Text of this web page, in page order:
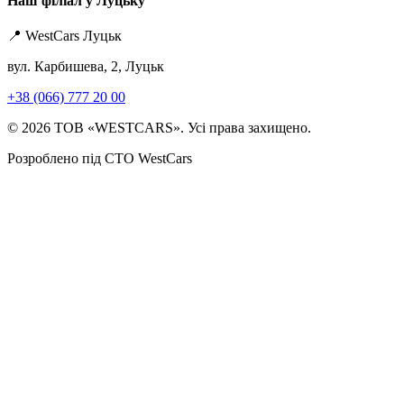
📍 WestCars Луцьк
вул. Карбишева, 2, Луцьк
+38 (066) 777 20 00
© 2026 ТОВ «WESTCARS». Усі права захищено.
Розроблено під СТО WestCars